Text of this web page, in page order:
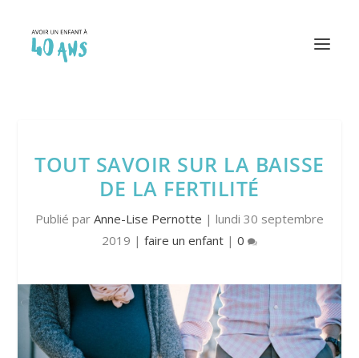
TOUT SAVOIR SUR LA BAISSE
DE LA FERTILITÉ
Publié par Anne-Lise Pernotte | lundi 30 septembre
2019 | faire un enfant | 0